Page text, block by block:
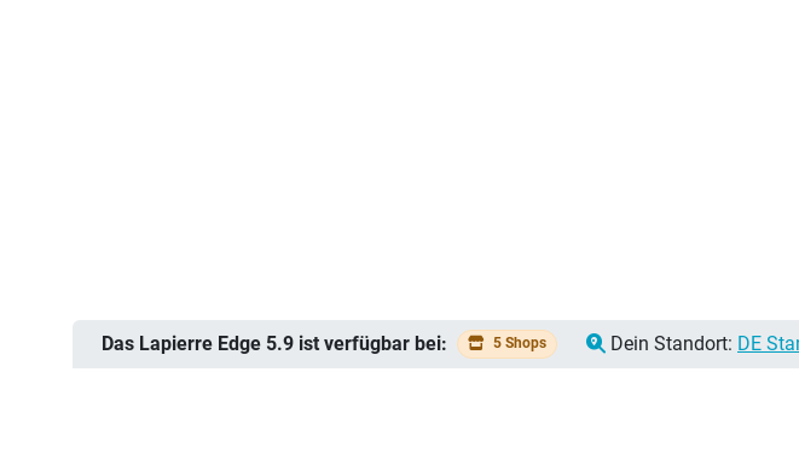
Das Lapierre Edge 5.9 ist verfügbar bei: 5 Shops Dein Standort: DE